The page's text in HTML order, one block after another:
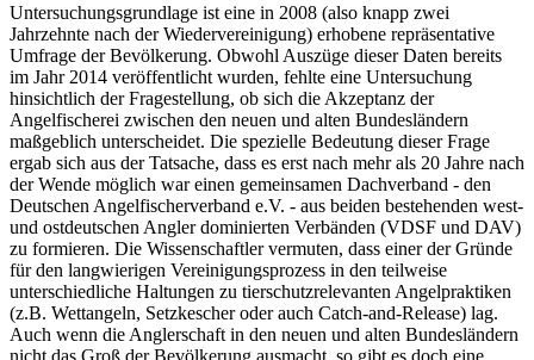
Untersuchungsgrundlage ist eine in 2008 (also knapp zwei
Jahrzehnte nach der Wiedervereinigung) erhobene repräsentative
Umfrage der Bevölkerung. Obwohl Auszüge dieser Daten bereits
im Jahr 2014 veröffentlicht wurden, fehlte eine Untersuchung
hinsichtlich der Fragestellung, ob sich die Akzeptanz der
Angelfischerei zwischen den neuen und alten Bundesländern
maßgeblich unterscheidet. Die spezielle Bedeutung dieser Frage
ergab sich aus der Tatsache, dass es erst nach mehr als 20 Jahre nach
der Wende möglich war einen gemeinsamen Dachverband - den
Deutschen Angelfischerverband e.V. - aus beiden bestehenden west-
und ostdeutschen Angler dominierten Verbänden (VDSF und DAV)
zu formieren. Die Wissenschaftler vermuten, dass einer der Gründe
für den langwierigen Vereinigungsprozess in den teilweise
unterschiedliche Haltungen zu tierschutzrelevanten Angelpraktiken
(z.B. Wettangeln, Setzkescher oder auch Catch-and-Release) lag.
Auch wenn die Anglerschaft in den neuen und alten Bundesländern
nicht das Groß der Bevölkerung ausmacht, so gibt es doch eine